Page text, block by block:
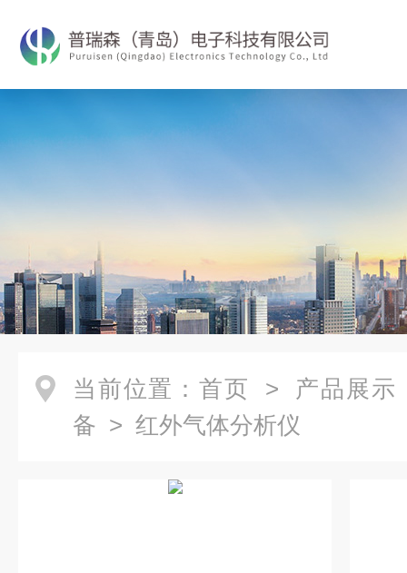
当前位置： 首页 > 产品展示
备 > 红外气体分析仪